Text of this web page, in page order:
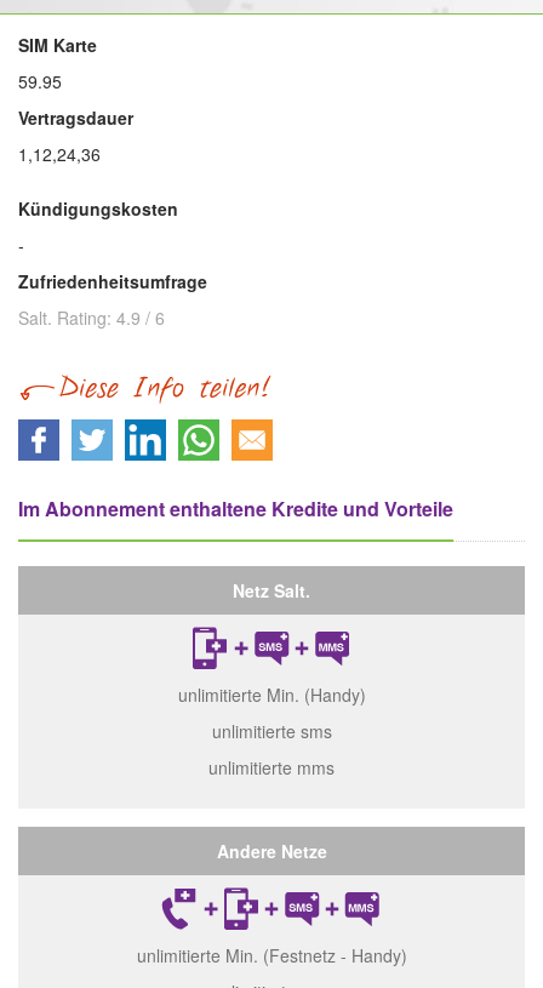
SIM Karte
59.95
Vertragsdauer
1,12,24,36
Kündigungskosten
-
Zufriedenheitsumfrage
Salt. Rating: 4.9 / 6
Im Abonnement enthaltene Kredite und Vorteile
Netz Salt.
unlimitierte Min. (Handy)
unlimitierte sms
unlimitierte mms
Andere Netze
unlimitierte Min. (Festnetz - Handy)